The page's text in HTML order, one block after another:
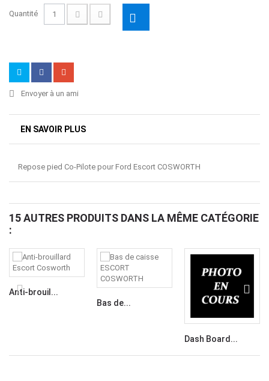
Quantité
Envoyer à un ami
EN SAVOIR PLUS
Repose pied Co-Pilote pour Ford Escort COSWORTH
15 AUTRES PRODUITS DANS LA MÊME CATÉGORIE
:
Anti-brouil...
Bas de...
Dash Board...